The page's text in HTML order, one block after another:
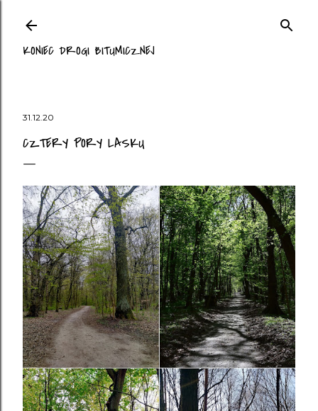
KONIEC DROGI BITUMICZNEJ
31.12.20
CZTERY PORY LASKU